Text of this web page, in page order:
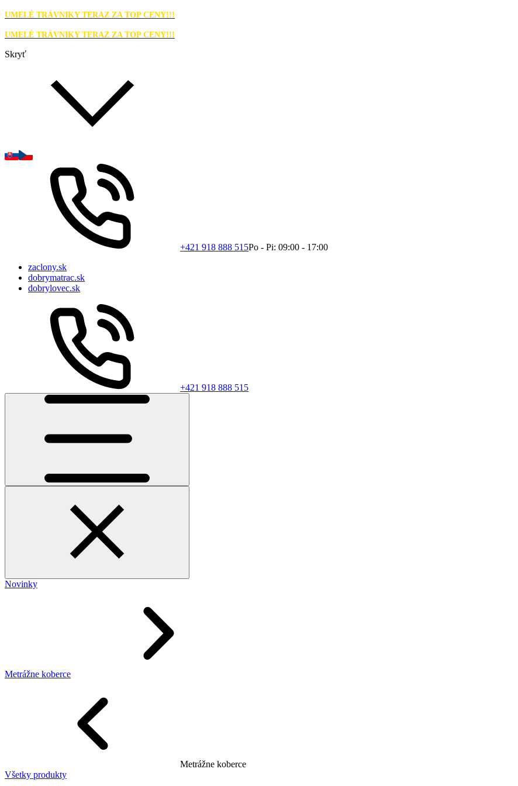
UMELÉ TRÁVNIKY TERAZ ZA TOP CENY!!!
UMELÉ TRÁVNIKY TERAZ ZA TOP CENY!!!
Skryť
+421 918 888 515Po - Pi: 09:00 - 17:00
zaclony.sk
dobrymatrac.sk
dobrylovec.sk
+421 918 888 515
Novinky
Metrážne koberce
Metrážne koberce
Všetky produkty